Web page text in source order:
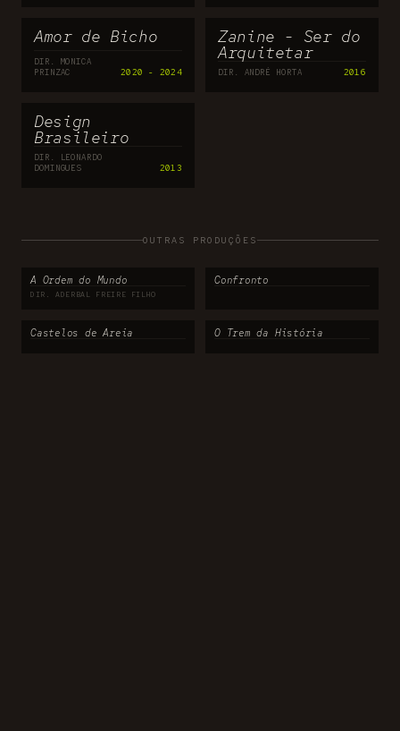
Amor de Bicho
DIR. MONICA
PRINZAC
2020 - 2024
Zanine - Ser do
Arquitetar
DIR. ANDRÉ HORTA 2016
Design
Brasileiro
DIR. LEONARDO
DOMINGUES
2013
OUTRAS PRODUÇÕES
A Ordem do Mundo
DIR. ADERBAL FREIRE FILHO
Confronto
Castelos de Areia O Trem da História